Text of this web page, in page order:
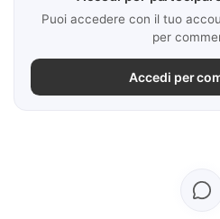
Puoi accedere con il tuo
per
Accedi per